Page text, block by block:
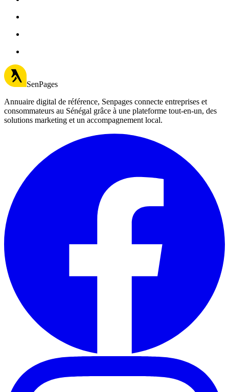
SenPages
Annuaire digital de référence, Senpages connecte entreprises et
consommateurs au Sénégal grâce à une plateforme tout-en-un, des
solutions marketing et un accompagnement local.